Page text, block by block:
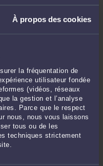
À propos des cookies
la fréquentation de
utilisateur fondée
(vidéos, réseaux
la gestion et l’analyse
Parce que le respect
nous, nous vous laissons
tous ou de les
techniques strictement